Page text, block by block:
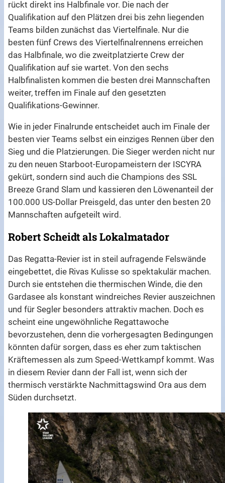
rückt direkt ins Halbfinale vor. Die nach der
Qualifikation auf den Plätzen drei bis zehn liegenden
Teams bilden zunächst das Viertelfinale. Nur die
besten fünf Crews des Viertelfinalrennens erreichen
das Halbfinale, wo die zweitplatzierte Crew der
Qualifikation auf sie wartet. Von den sechs
Halbfinalisten kommen die besten drei Mannschaften
weiter, treffen im Finale auf den gesetzten
Qualifikations-Gewinner.
Wie in jeder Finalrunde entscheidet auch im Finale der
besten vier Teams selbst ein einziges Rennen über den
Sieg und die Platzierungen. Die Sieger werden nicht nur
zu den neuen Starboot-Europameistern der ISCYRA
gekürt, sondern sind auch die Champions des SSL
Breeze Grand Slam und kassieren den Löwenanteil der
100.000 US-Dollar Preisgeld, das unter den besten 20
Mannschaften aufgeteilt wird.
Robert Scheidt als Lokalmatador
Das Regatta-Revier ist in steil aufragende Felswände
eingebettet, die Rivas Kulisse so spektakulär machen.
Durch sie entstehen die thermischen Winde, die den
Gardasee als konstant windreiches Revier auszeichnen
und für Segler besonders attraktiv machen. Doch es
scheint eine ungewöhnliche Regattawoche
bevorzustehen, denn die vorhergesagten Bedingungen
könnten dafür sorgen, dass es eher zum taktischen
Kräftemessen als zum Speed-Wettkampf kommt. Was
in diesem Revier dann der Fall ist, wenn sich der
thermisch verstärkte Nachmittagswind Ora aus dem
Süden durchsetzt.